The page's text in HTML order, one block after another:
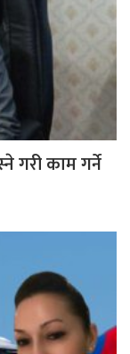
गरी काम गर्ने